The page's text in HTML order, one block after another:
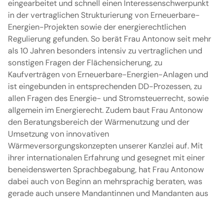
eingearbeitet und schnell einen Interessenschwerpunkt
in der vertraglichen Strukturierung von Erneuerbare-
Energien-Projekten sowie der energierechtlichen
Regulierung gefunden. So berät Frau Antonow seit mehr
als 10 Jahren besonders intensiv zu vertraglichen und
sonstigen Fragen der Flächensicherung, zu
Kaufverträgen von Erneuerbare-Energien-Anlagen und
ist eingebunden in entsprechenden DD-Prozessen, zu
allen Fragen des Energie- und Stromsteuerrecht, sowie
allgemein im Energierecht. Zudem baut Frau Antonow
den Beratungsbereich der Wärmenutzung und der
Umsetzung von innovativen
Wärmeversorgungskonzepten unserer Kanzlei auf. Mit
ihrer internationalen Erfahrung und gesegnet mit einer
beneidenswerten Sprachbegabung, hat Frau Antonow
dabei auch von Beginn an mehrsprachig beraten, was
gerade auch unsere Mandantinnen und Mandanten aus